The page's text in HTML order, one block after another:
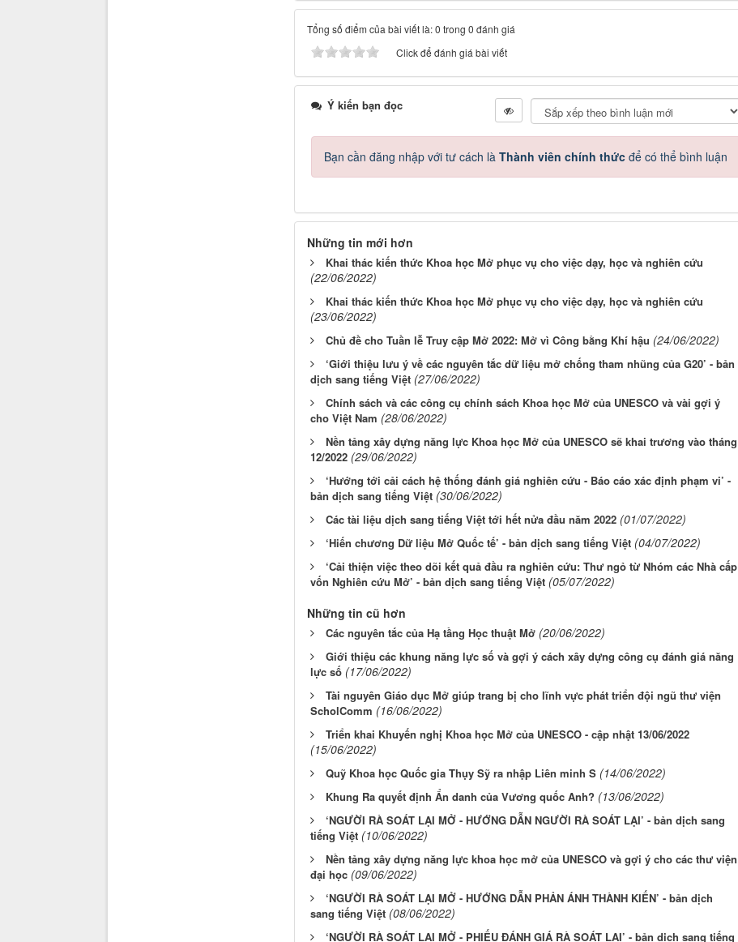
Tổng số điểm của bài viết là: 0 trong 0 đánh giá
Click để đánh giá bài viết
Ý kiến bạn đọc
Bạn cần đăng nhập với tư cách là Thành viên chính thứcđể có thể bình luận
Những tin mới hơn
Khai thác kiến thức Khoa học Mở phục vụ cho việc dạy, học và nghiên cứu
(22/06/2022)
Khai thác kiến thức Khoa học Mở phục vụ cho việc dạy, học và nghiên cứu
(23/06/2022)
Chủ đề cho Tuần lễ Truy cập Mở 2022: Mở vì Công bằng Khí hậu (24/06/2022)
‘Giới thiệu lưu ý về các nguyên tắc dữ liệu mở chống tham nhũng của G20’ - bản
dịch sang tiếng Việt (27/06/2022)
Chính sách và các công cụ chính sách Khoa học Mở của UNESCO và vài gợi ý
cho Việt Nam (28/06/2022)
Nền tảng xây dựng năng lực Khoa học Mở của UNESCO sẽ khai trương vào tháng
12/2022 (29/06/2022)
‘Hướng tới cải cách hệ thống đánh giá nghiên cứu - Báo cáo xác định phạm vi’ -
bản dịch sang tiếng Việt (30/06/2022)
Các tài liệu dịch sang tiếng Việt tới hết nửa đầu năm 2022 (01/07/2022)
‘Hiến chương Dữ liệu Mở Quốc tế’ - bản dịch sang tiếng Việt (04/07/2022)
‘Cải thiện việc theo dõi kết quả đầu ra nghiên cứu: Thư ngỏ từ Nhóm các Nhà cấp
vốn Nghiên cứu Mở’ - bản dịch sang tiếng Việt (05/07/2022)
Những tin cũ hơn
Các nguyên tắc của Hạ tầng Học thuật Mở (20/06/2022)
Giới thiệu các khung năng lực số và gợi ý cách xây dựng công cụ đánh giá năng
lực số (17/06/2022)
Tài nguyên Giáo dục Mở giúp trang bị cho lĩnh vực phát triển đội ngũ thư viện
ScholComm (16/06/2022)
Triển khai Khuyến nghị Khoa học Mở của UNESCO - cập nhật 13/06/2022
(15/06/2022)
Quỹ Khoa học Quốc gia Thụy Sỹ ra nhập Liên minh S (14/06/2022)
Khung Ra quyết định Ẩn danh của Vương quốc Anh? (13/06/2022)
‘NGƯỜI RÀ SOÁT LẠI MỞ - HƯỚNG DẪN NGƯỜI RÀ SOÁT LẠI’ - bản dịch sang
tiếng Việt (10/06/2022)
Nền tảng xây dựng năng lực khoa học mở của UNESCO và gợi ý cho các thư viện
đại học (09/06/2022)
‘NGƯỜI RÀ SOÁT LẠI MỞ - HƯỚNG DẪN PHẢN ÁNH THÀNH KIẾN’ - bản dịch
sang tiếng Việt (08/06/2022)
‘NGƯỜI RÀ SOÁT LẠI MỞ - PHIẾU ĐÁNH GIÁ RÀ SOÁT LẠI’ - bản dịch sang tiếng